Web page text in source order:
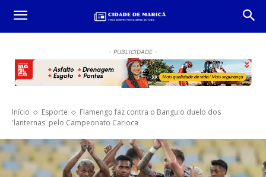
- PUBLICIDADE -
Início Esporte
Flamengo faz contra o Bangu o duelo dos
'lanternas' pelo Campeonato Carioca